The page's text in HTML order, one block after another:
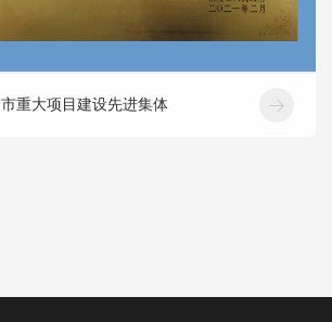
市重大项目建设先进集体